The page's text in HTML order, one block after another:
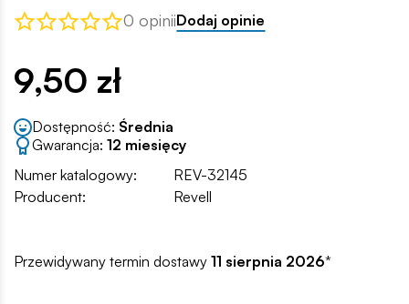
0 opiniiDodaj opinie
9,50 zł
Dostępność: Średnia
Gwarancja: 12 miesięcy
Numer katalogowy:
REV-32145
Producent:
Revell
Przewidywany termin dostawy 11 sierpnia 2026*